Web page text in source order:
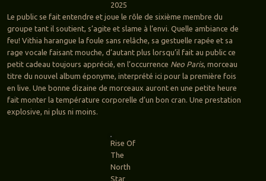
2025
Le public se fait entendre et joue le rôle de sixième membre du
groupe tant il soutient, s’agite et slame à l’envi. Quelle ambiance de
feu! Vithia harangue la foule sans relâche, sa gestuelle rapée et sa
rage vocale faisant mouche, d’autant plus lorsqu’il fait au public ce
petit cadeau toujours apprécié, en l’occurrence Neo Paris, morceau
titre du nouvel album éponyme, interprété ici pour la première fois
en live. Une bonne dizaine de morceaux auront en une petite heure
fait monter la température corporelle d’un bon cran. Une prestation
explosive, ni plus ni moins.
Rise Of
The
North
Star